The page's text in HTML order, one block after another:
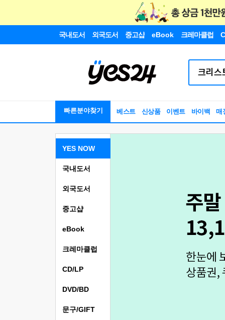
국내도서 외국도서 중고샵 eBook 크레마클럽
빠른분야찾기 베스트 신상품 이벤트 바이백 매
YES NOW
국내도서
외국도서
중고샵
eBook
크레마클럽
CD/LP
DVD/BD
문구/GIFT